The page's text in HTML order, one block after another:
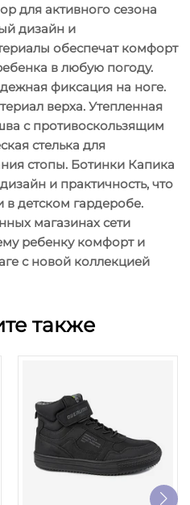
для активного сезона
дизайн и
обеспечат комфорт
в любую погоду.
фиксация на ноге.
верха. Утепленная
с противоскользящим
стелька для
стопы. Ботинки Капика
и практичность, что
детском гардеробе.
магазинах сети
ребенку комфорт и
с новой коллекцией
также